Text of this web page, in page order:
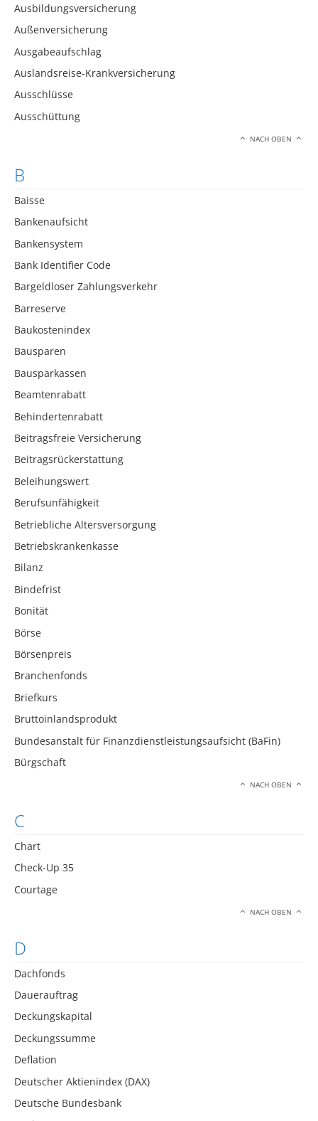
Ausbildungsversicherung
Außenversicherung
Ausgabeaufschlag
Auslandsreise-Krankversicherung
Ausschlüsse
Ausschüttung
NACH OBEN
B
Baisse
Bankenaufsicht
Bankensystem
Bank Identifier Code
Bargeldloser Zahlungsverkehr
Barreserve
Baukostenindex
Bausparen
Bausparkassen
Beamtenrabatt
Behindertenrabatt
Beitragsfreie Versicherung
Beitragsrückerstattung
Beleihungswert
Berufsunfähigkeit
Betriebliche Altersversorgung
Betriebskrankenkasse
Bilanz
Bindefrist
Bonität
Börse
Börsenpreis
Branchenfonds
Briefkurs
Bruttoinlandsprodukt
Bundesanstalt für Finanzdienstleistungsaufsicht (BaFin)
Bürgschaft
NACH OBEN
C
Chart
Check-Up 35
Courtage
NACH OBEN
D
Dachfonds
Dauerauftrag
Deckungskapital
Deckungssumme
Deflation
Deutscher Aktienindex (DAX)
Deutsche Bundesbank